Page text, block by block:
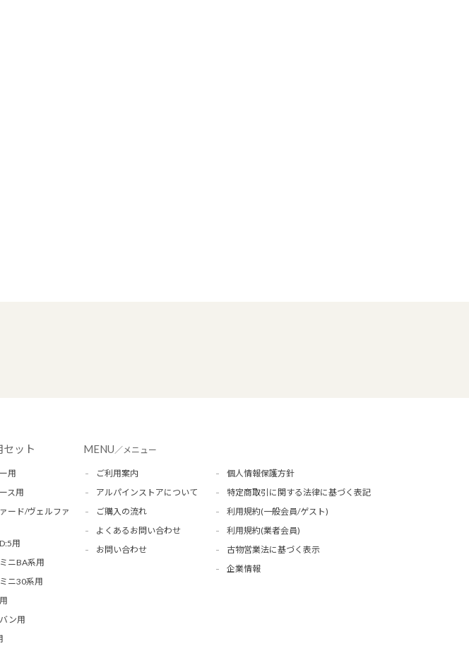
セット
用
ス用
ード/ヴェルファ
用
ニBA系用
ニ30系用
ン用
MENU／メニュー
ご利用案内
アルパインストアについて
ご購入の流れ
よくあるお問い合わせ
お問い合わせ
個人情報保護方針
特定商取引に関する法律に基づく表記
利用規約(一般会員/ゲスト)
利用規約(業者会員)
古物営業法に基づく表示
企業情報